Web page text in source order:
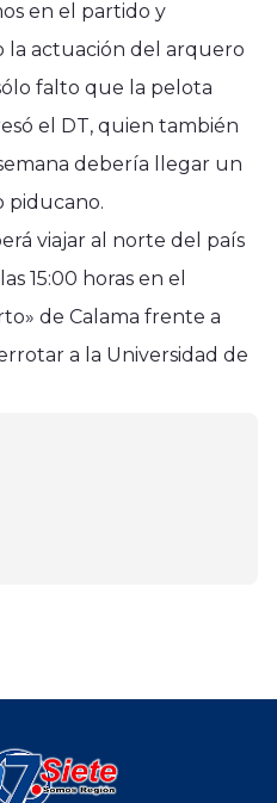
en el partido y
la actuación del arquero
falto que la pelota
el DT, quien también
debería llegar un
piducano.
viajar al norte del país
15:00 horas en el
de Calama frente a
a la Universidad de
Recoletade local
roza la
con triunfo